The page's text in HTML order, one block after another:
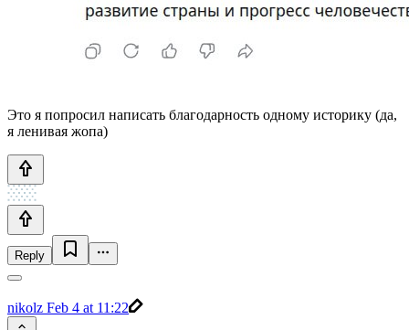
Это я попросил написать благодарность одному историку (да,
я ленивая жопа)
Reply
nikolz Feb 4 at 11:22